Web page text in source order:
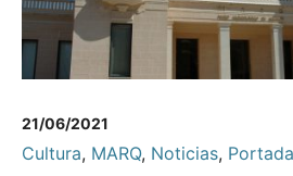
21/06/2021
Cultura, MARQ, Noticias, Portada